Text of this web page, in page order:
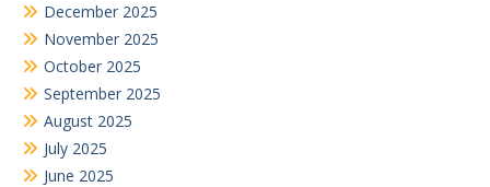
December 2025
November 2025
October 2025
September 2025
August 2025
July 2025
June 2025